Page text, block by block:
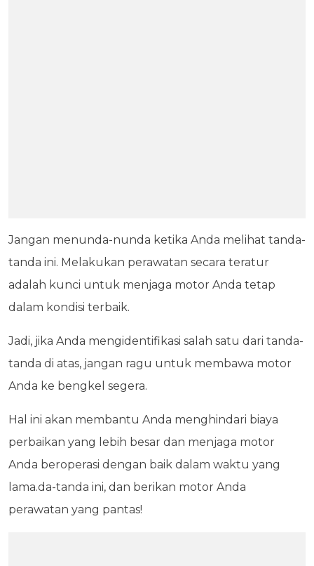
Jangan menunda-nunda ketika Anda melihat tanda-
tanda ini. Melakukan perawatan secara teratur
adalah kunci untuk menjaga motor Anda tetap
dalam kondisi terbaik.
Jadi, jika Anda mengidentifikasi salah satu dari tanda-
tanda di atas, jangan ragu untuk membawa motor
Anda ke bengkel segera.
Hal ini akan membantu Anda menghindari biaya
perbaikan yang lebih besar dan menjaga motor
Anda beroperasi dengan baik dalam waktu yang
lama.da-tanda ini, dan berikan motor Anda
perawatan yang pantas!